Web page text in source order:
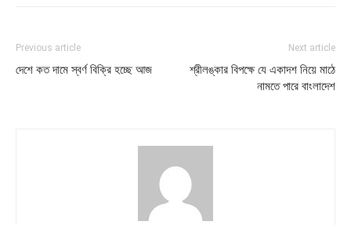
Previous article
দেশে কত দামে স্বর্ণ বিক্রি হচ্ছে আজ
Next article
শ্রীলঙ্কার বিপক্ষে যে একাদশ নিয়ে মাঠে
নামতে পারে বাংলাদেশ